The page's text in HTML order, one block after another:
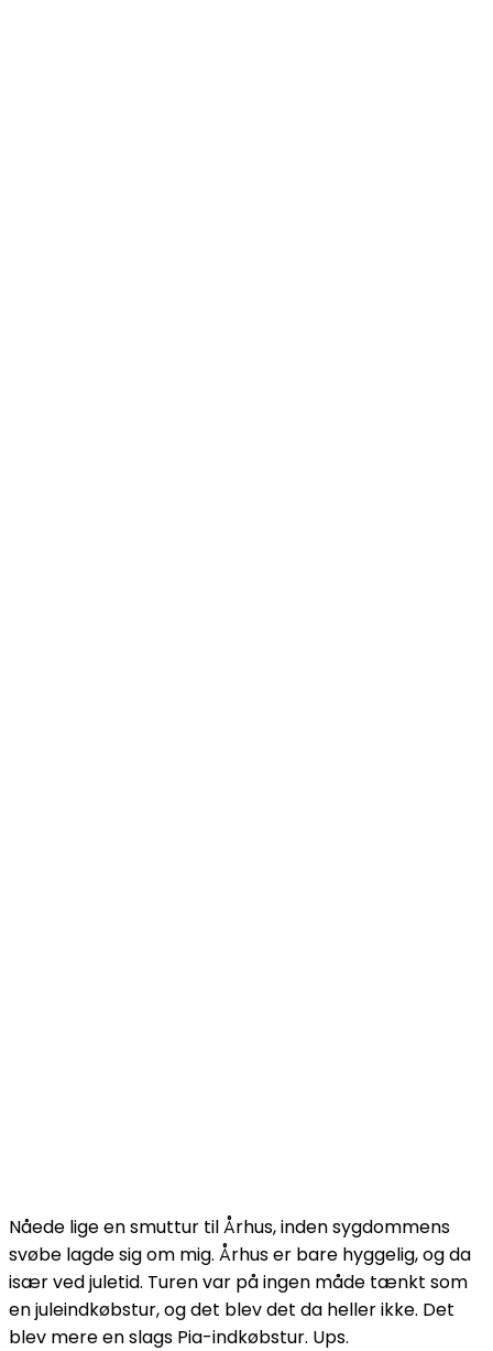
Nåede lige en smuttur til Århus, inden sygdommens
svøbe lagde sig om mig. Århus er bare hyggelig, og da
især ved juletid. Turen var på ingen måde tænkt som
en juleindkøbstur, og det blev det da heller ikke. Det
blev mere en slags Pia-indkøbstur. Ups.